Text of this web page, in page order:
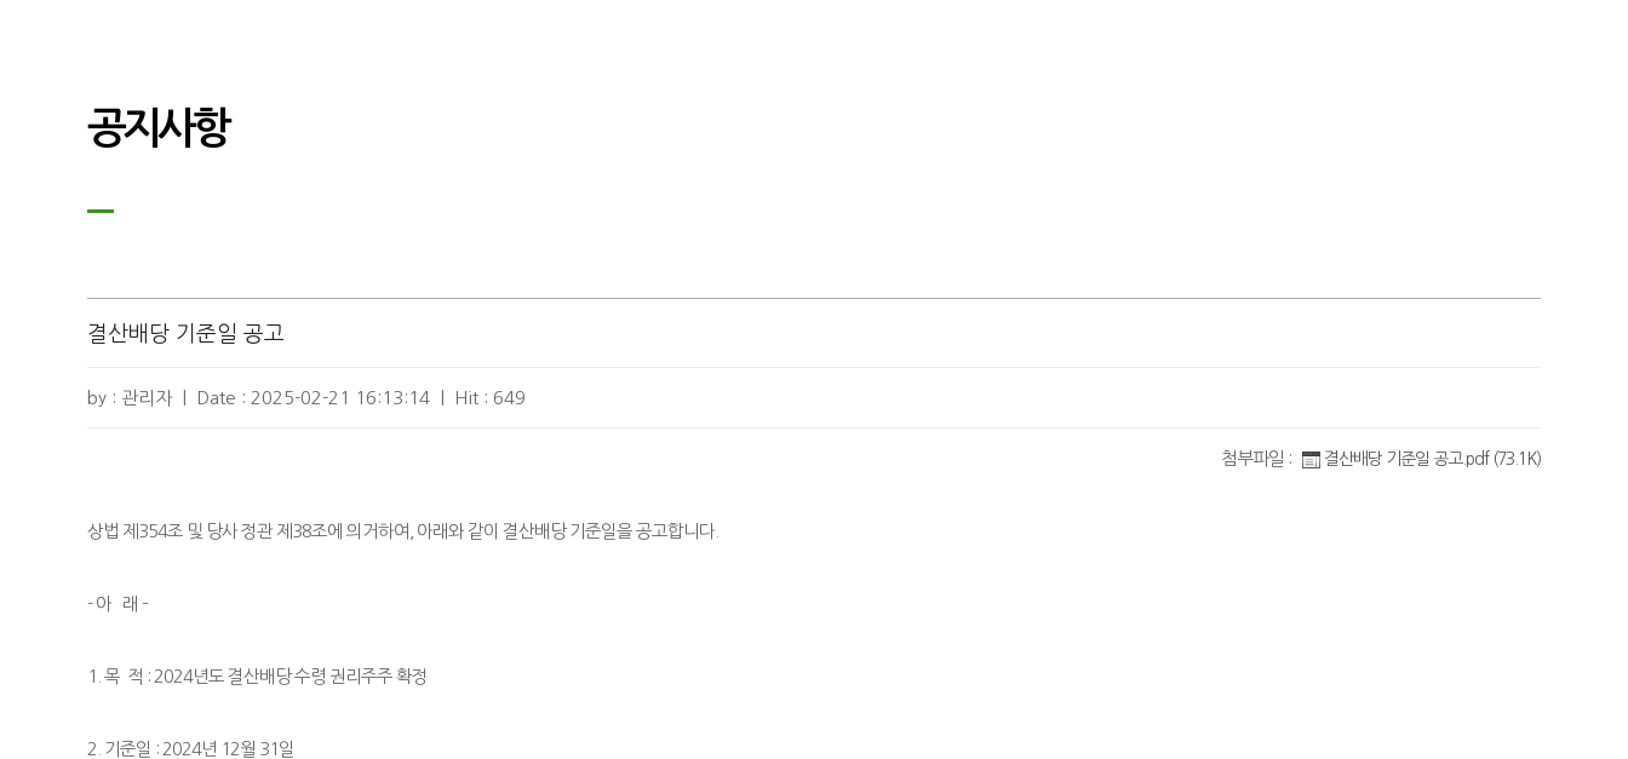
공지사항
결산배당 기준일 공고
by : 관리자 Date : 2025-02-21 16:13:14 Hit : 649
첨부파일 : 결산배당 기준일 공고.pdf (73.1K)
상법 제 354조 및 당사 정관 제 38조에 의거하여 아래와 같이 결산배당 기준일을 공고합니다
- 아 래 –
1. 목 적 : 2024년도 결산배당 수령 권리주주 확정
2. 기준일 : 2024년 12월 31 일